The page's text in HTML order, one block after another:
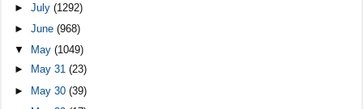
►July(1292)
►June(968)
▼
May(1049)
►
May 31(23)
► May 30(39)